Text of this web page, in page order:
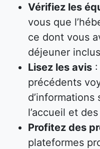
Vérifiez les
vous que
ce dont vous
déjeuner
Lisez les avis
précédents
l’accueil et
Profitez des
plateformes